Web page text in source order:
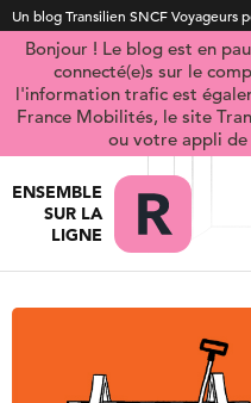
Un blog Transilien SNCF Voyageurs
Bonjour ! Le blog est en
connecté(e)s sur le
l'information trafic est
France Mobilités, le site
ou votre appli
ENSEMBLE
SUR LA
LIGNE